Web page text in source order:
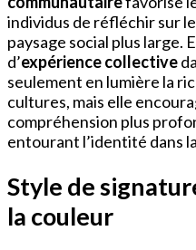
individus de réfléchir sur
paysage social plus large.
d’expérience collective
seulement en lumière la
cultures, mais elle
compréhension plus
entourant l’identité dans
Style de
la couleur